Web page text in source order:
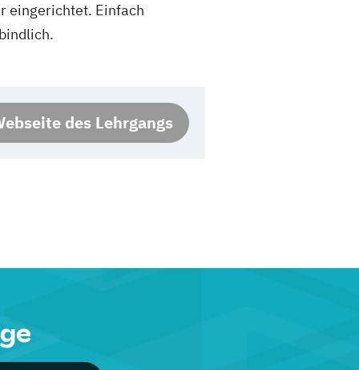
eingerichtet. Einfach
des Lehrgangs